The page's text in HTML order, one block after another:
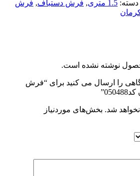
دسته: 1.5 متری , فرش دستباف, فرش
نوشته نشده است.
را ارسال می کنید برای “فرش
شد. بخش‌های موردنیاز